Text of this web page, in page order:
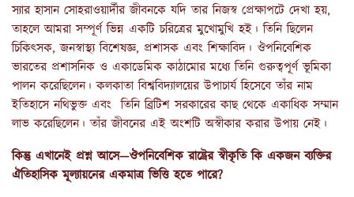
স্যার হাসান সোহরাওয়ার্দীর জীবনকে যদি তার নিজস্ব প্রেক্ষাপটে দেখা হয়,
তাহলে আমরা সম্পূর্ণ ভিন্ন একটি চরিত্রের মুখোমুখি হই। তিনি ছিলেন
চিকিৎসক, জনস্বাস্থ্য বিশেষজ্ঞ, প্রশাসক এবং শিক্ষাবিদ। ঔপনিবেশিক
ভারতের প্রশাসনিক ও একাডেমিক কাঠামোর মধ্যে তিনি গুরুত্বপূর্ণ ভূমিকা
পালন করেছিলেন। কলকাতা বিশ্ববিদ্যালয়ের উপাচার্য হিসেবে তাঁর নাম
ইতিহাসে নথিভুক্ত এবং তিনি ব্রিটিশ সরকারের কাছ থেকে একাধিক সম্মান
লাভ করেছিলেন। তাঁর জীবনের এই অংশটি অস্বীকার করার উপায় নেই।
কিন্তু এখানেই প্রশ্ন আসে—ঔপনিবেশিক রাষ্ট্রের স্বীকৃতি কি একজন ব্যক্তির
ঐতিহাসিক মূল্যায়নের একমাত্র ভিত্তি হতে পারে?